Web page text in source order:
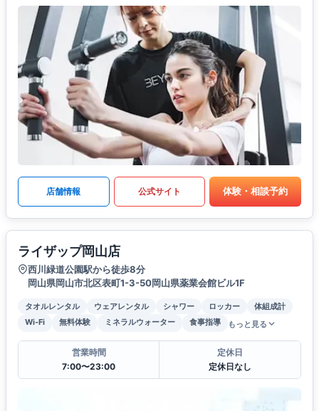
店舗情報 公式サイト 体験・相談予約
ライザップ岡山店
西川緑道公園駅から徒歩8分
岡山県岡山市北区表町1-3-50岡山県薬業会館ビル1F
タオルレンタル ウェアレンタル シャワー ロッカー
体組成計
Wi-Fi
無料体験 ミネラルウォーター 食事指導 もっと見る
営業時間
7:00〜23:00
定休日
定休日なし